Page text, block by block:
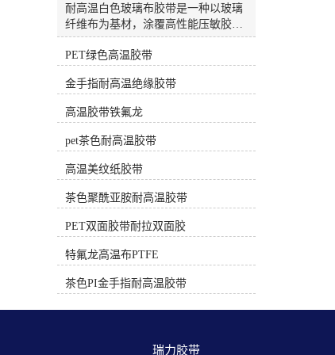
高温，正确使用不留胶）PET绿色/白
色高温胶带材质：绿色或白色聚酯薄
膜。耐温性：约 130°C - 180°C。特
点：绝缘性好，有一定韧性。电子电
带）采用耐高温胶水，在额定温度和
时间下使用后撕除，一般不留残胶。
常用于电路板遮蔽、线圈绝缘、较温
和的焊接保护。三、 遮蔽保护专用
（中低温，专用配方）耐高温美纹纸
胶带材质：皱纹纸+特殊耐高温胶
水。耐温性：根据等级不同，80°C -
220°C 不等。特点：专为喷涂、烤
高温美纹纸胶带（如汽车喷涂级） 在
明）内使用，撕下后不应留残胶。时
间过长或超温使用会导致残胶。应
用：汽车喷漆、家具烤漆、玻璃/陶瓷
喷涂分色。选择与使用核心建议明确
耐高温白色玻璃布胶带是一种以玻璃
纤维布为基材，涂覆高性能压敏胶
（通常为硅胶）的特种胶带。因其出
色的耐热性、绝缘性和机械强度，被
高端工业领域。🔥 核心特性这类胶带
的核心优势在于能承受远超普通胶带
的高温，并提供卓越的物理保护。卓
越的耐温性：这是其较核心的特性。
多数产品可长期耐受200℃的高温，
短期甚至可承受260℃的极端温度。
部分高性能型号，如3M™ 361，能耐
受高达450°F（约232℃） 的温度，间
高。优异的机械强度：玻璃纤维布基
材提供了极高的抗拉强度和耐撕裂
性。例如，日东P-212的抗拉强度可达
323 N/10mm，能有效抵抗磨损和物理
损伤。可靠的电气绝缘性：作为H级
耐热绝缘材料，它具备良好的介电强
东ST-HG-T(R)的击穿电压可达4.5
PET绿色高温胶带
金手指耐高温绝缘胶带
高温胶带铁氟龙
pet茶色耐高温胶带
高温美纹纸胶带
茶色聚酰亚胺耐高温胶带
PET双面胶带耐拉双面胶
特氟龙高温布PTFE
茶色PI金手指耐高温胶带
瑞力胶带